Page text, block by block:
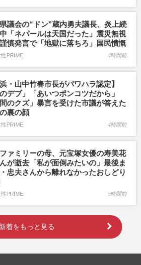
議会の“ドン”蔵内勇夫議長、炎上続
「ネパールは天国だった」震災無視
慎発言で「地獄に落ちろ」国民憤慨
PRIME 4時間前
浜・山中竹春市長がパワハラ認定】
のデブ」「あいつポンコツだから」
間のクズ」暴言を受けた市議が答えた
裏の顔
PRIME 4時間前
ァミリーの母、元宝塚女優の寿美花
が逝去「私が面倒みたいの」最後ま
忠夫さんから離れなかったおしどり
PRIME 5時間前
新着をもっと見る